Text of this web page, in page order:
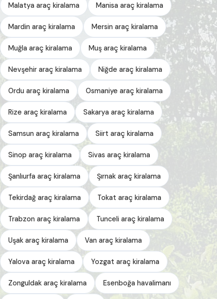
Malatya araç kiralama Manisa araç kiralama
Mardin araç kiralama Mersin araç kiralama
Muğla araç kiralama Muş araç kiralama
Nevşehir araç kiralama Niğde araç kiralama
Ordu araç kiralama Osmaniye araç kiralama
Rize araç kiralama Sakarya araç kiralama
Samsun araç kiralama Siirt araç kiralama
Sinop araç kiralama Sivas araç kiralama
Şanlıurfa araç kiralama Şırnak araç kiralama
Tekirdağ araç kiralama Tokat araç kiralama
Trabzon araç kiralama Tunceli araç kiralama
Uşak araç kiralama Van araç kiralama
Yalova araç kiralama Yozgat araç kiralama
Zonguldak araç kiralama Esenboğa havalimanı